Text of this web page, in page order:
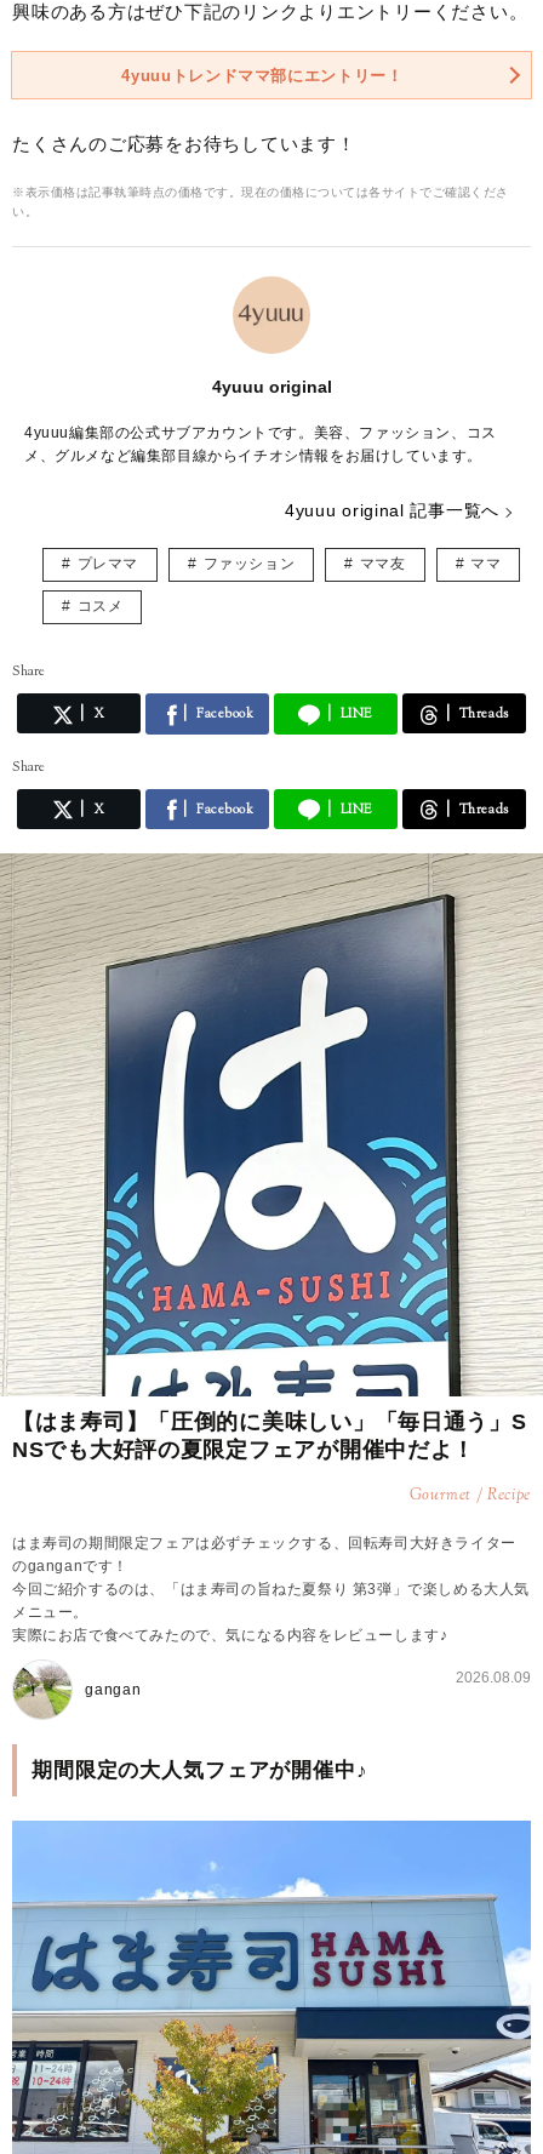
興味のある方はぜひ下記のリンクよりエントリーください。
4yuuuトレンドママ部にエントリー！
たくさんのご応募をお待ちしています！
※表示価格は記事執筆時点の価格です。現在の価格については各サイトでご確認くださ
い。
4yuuu original
4yuuu編集部の公式サブアカウントです。美容、ファッション、コス
メ、グルメなど編集部目線からイチオシ情報をお届けしています。
4yuuu original 記事一覧へ
プレママ ファッション ママ友 ママ
コスメ
Share
X Facebook LINE Threads
Share
X Facebook LINE Threads
【はま寿司】「圧倒的に美味しい」「毎日通う」S
NSでも大好評の夏限定フェアが開催中だよ！
Gourmet / Recipe
はま寿司の期間限定フェアは必ずチェックする、回転寿司大好きライター
のganganです！
今回ご紹介するのは、「はま寿司の旨ねた夏祭り 第3弾」で楽しめる大人気
メニュー。
実際にお店で食べてみたので、気になる内容をレビューします♪
gangan
2026.08.09
期間限定の大人気フェアが開催中♪